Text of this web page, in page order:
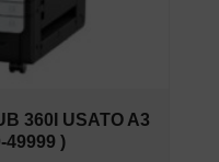
360I USATO A3
49999 )